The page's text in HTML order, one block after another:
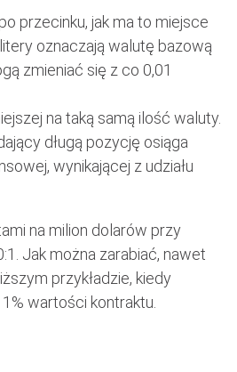
przecinku, jak ma to miejsce
oznaczają walutę bazową
zmieniać się z co 0,01
na taką samą ilość waluty.
długą pozycję osiąga
wynikającej z udziału
na milion dolarów przy
Jak można zarabiać, nawet
przykładzie, kiedy
wartości kontraktu.